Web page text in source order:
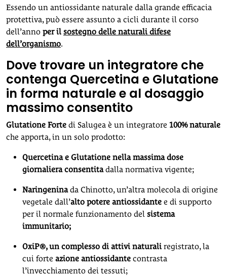
Essendo un antiossidante naturale dalla grande efficacia
protettiva, può essere assunto a cicli durante il corso
dell’anno per il sostegno delle naturali difese
dell’organismo.
Dove trovare un integratore che
contenga Quercetina e Glutatione
in forma naturale e al dosaggio
massimo consentito
Glutatione Forte di Salugea è un integratore 100% naturale
che apporta, in un solo prodotto:
Quercetina e Glutatione nella massima dose
giornaliera consentitadalla normativa vigente;
Naringeninada Chinotto, un’altra molecola di origine
vegetale dall’alto potere antiossidante e di supporto
per il normale funzionamento del sistema
immunitario;
OxiP®, un complesso di attivi naturali registrato, la
cui forte azione antiossidante contrasta
l’invecchiamento dei tessuti;